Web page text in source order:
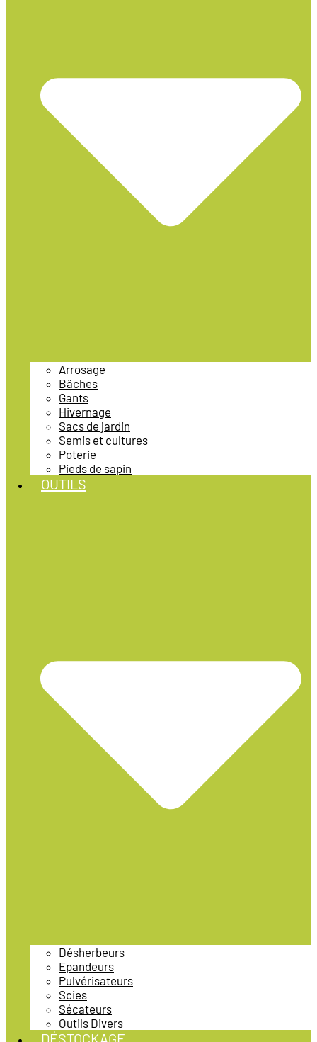
Arrosage
Bâches
Gants
Hivernage
Sacs de jardin
Semis et cultures
Poterie
Pieds de sapin
OUTILS
Désherbeurs
Epandeurs
Pulvérisateurs
Scies
Sécateurs
Outils Divers
DÉSTOCKAGE